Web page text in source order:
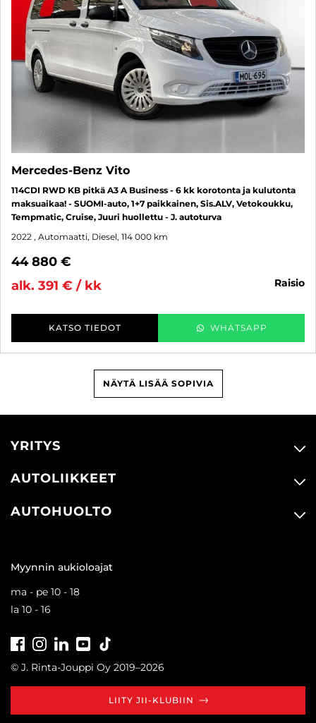
Mercedes-Benz Vito
114CDI RWD KB pitkä A3 A Business - 6 kk korotonta ja kulutonta
maksuaikaa! - SUOMI-auto, 1+7 paikkainen, Sis.ALV, Vetokoukku,
Tempmatic, Cruise, Juuri huollettu - J. autoturva
2022 , Automaatti, Diesel, 114 000 km
44 880 €
alk. 391 € / kk
raisio
KATSO TIEDOT WHATSAPP
NÄYTÄ LISÄÄ SOPIVIA
YRITYS
AUTOLIIKKEET
AUTOHUOLTO
Myynnin aukioloajat
ma - pe 10 - 18
la 10 - 16
FacebookInstagramLinkedInYoutube
© J. Rinta-Jouppi Oy 2019–2026
LIITY JII-KLUBIIN